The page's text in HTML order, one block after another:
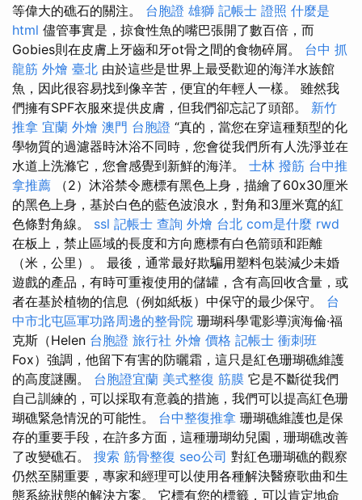
等偉大的礁石的關注。 台胞證 雄獅 記帳士 證照 什麼是
html 儘管事實是，掠食性魚的嘴巴張開了數百倍，而
Gobies則在皮膚上牙齒和牙ot骨之間的食物碎屑。 台中 抓
龍筋 外燴 臺北 由於這些是世界上最受歡迎的海洋水族館
魚，因此很容易找到像辛苦，便宜的年輕人一樣。 雖然我
們擁有SPF衣服來提供皮膚，但我們卻忘記了頭部。 新竹
推拿 宜蘭 外燴 澳門 台胞證 “真的，當您在穿這種類型的化
學物質的過濾器時沐浴不同時，您會從我們所有人洗淨並在
水道上洗滌它，您會感覺到新鮮的海洋。 士林 撥筋 台中推
拿推薦 （2）沐浴禁令應標有黑色上身，描繪了60x30厘米
的黑色上身，基於白色的藍色波浪水，對角和3厘米寬的紅
色條對角線。 ssl 記帳士 查詢 外燴 台北 com是什麼 rwd
在板上，禁止區域的長度和方向應標有白色箭頭和距離
（米，公里）。 最後，通常最好欺騙用塑料包裝減少未婚
遊戲的產品，有時可重複使用的儲罐，含有高回收含量，或
者在基於植物的信息（例如紙板）中保守的最少保守。 台
中市北屯區軍功路周邊的整骨院 珊瑚科學電影導演海倫·福
克斯（Helen 台胞證 旅行社 外燴 價格 記帳士 衝刺班
Fox）強調，他留下有害的防曬霜，這只是紅色珊瑚礁維護
的高度謎團。 台胞證宜蘭 美式整復 筋膜 它是不斷從我們
自己訓練的，可以採取有意義的措施，我們可以提高紅色珊
瑚礁緊急情況的可能性。 台中整復推拿 珊瑚礁維護也是保
存的重要手段，在許多方面，這種珊瑚幼兒園，珊瑚礁改善
了改變礁石。 搜索 筋骨整復 seo公司 對紅色珊瑚礁的觀察
仍然至關重要，專家和經理可以使用各種解決醫療歌曲和生
態系統狀態的解決方案。 它標有您的標籤，可以肯定地命